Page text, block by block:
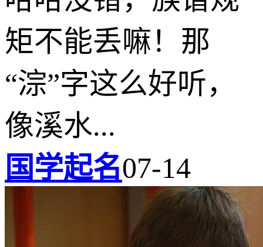
矩不能丢嘛！那
“淙”字这么好听，
像溪水...
国学起名07-14